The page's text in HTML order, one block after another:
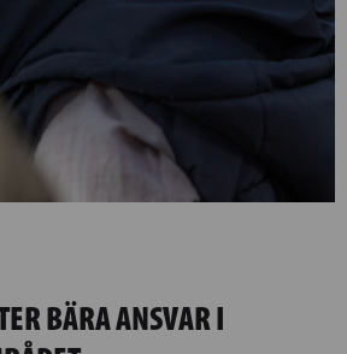
BÄRA ANSVAR I